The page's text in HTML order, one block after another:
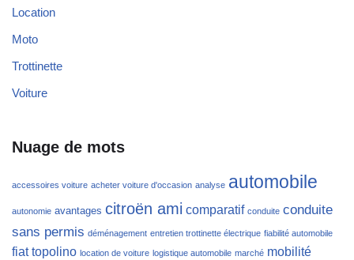
Location
Moto
Trottinette
Voiture
Nuage de mots
accessoires voiture acheter voiture d'occasion analyse automobile
autonomie avantages citroën ami comparatif conduite conduite
sans permis déménagement entretien trottinette électrique fiabilité automobile
fiat topolino location de voiture logistique automobile marché mobilité